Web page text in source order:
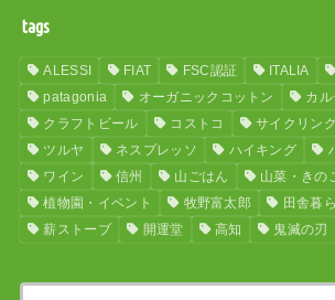
tags
ALESSI FIAT FSC認証 ITALIA
patagonia
オーガニックコットン
カル
クラフトビール
コストコ サイクリン
ツルヤ
ネスプレッソ ハイキング
ワイン
信州 山ごはん 山菜・きの
植物園・イベント
牧野富太郎 田舎暮
薪ストーブ
開運堂 高知 鬼滅の刃